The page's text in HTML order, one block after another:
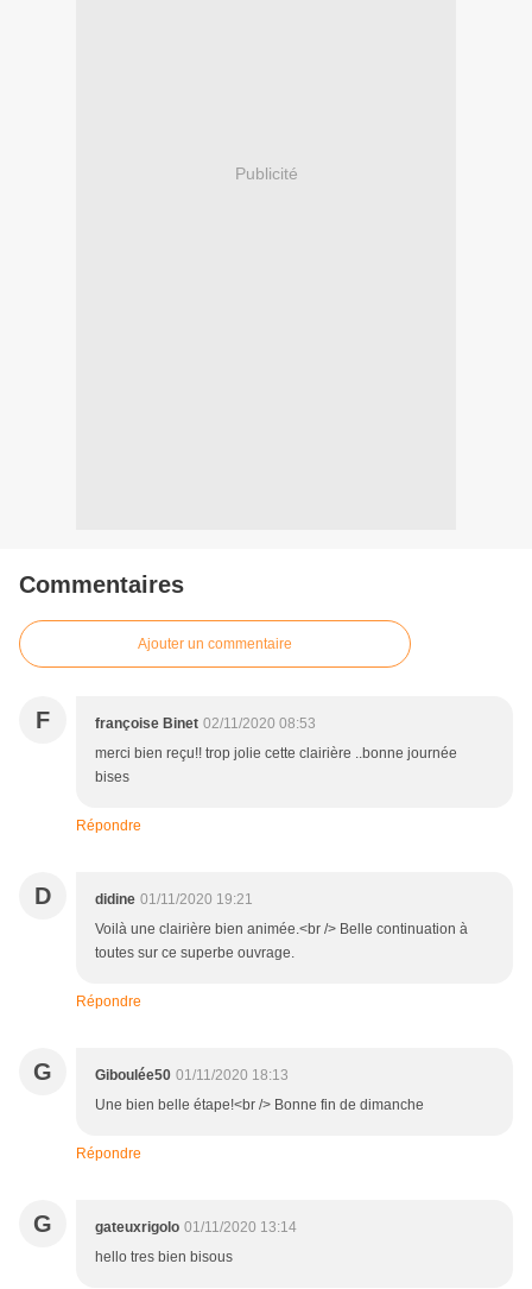
Publicité
Commentaires
Ajouter un commentaire
F françoise Binet 02/11/2020 08:53
merci bien reçu!! trop jolie cette clairière ..bonne journée
bises
Répondre
D didine 01/11/2020 19:21
Voilà une clairière bien animée.<br /> Belle continuation à
toutes sur ce superbe ouvrage.
Répondre
G Giboulée50 01/11/2020 18:13
Une bien belle étape!<br /> Bonne fin de dimanche
Répondre
G gateuxrigolo 01/11/2020 13:14
hello tres bien bisous